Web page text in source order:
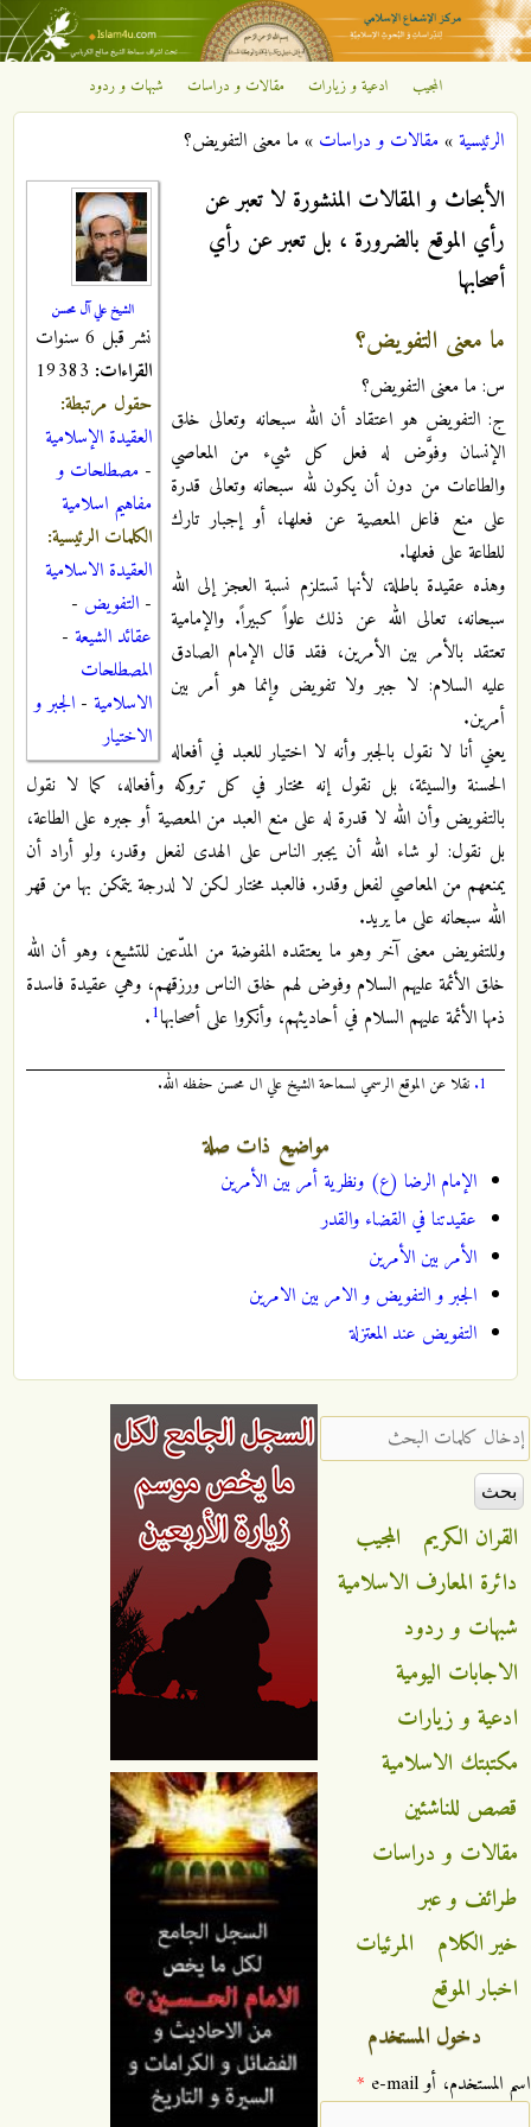
تجاوز إلى المحتوى الرئيسي
مركز
الإشعاع
الإسلامي
المجيب ادعية و زيارات مقالات و دراسات شبهات و ردود
أنت هنا
الرئيسية»مقالات و دراسات »ما معنى التفويض؟
الشيخ علي آل محسن
نشر قبل 6 سنوات
القراءات:
حقول مرتبطة:
العقيدة الإسلامية
- مصطلحات و
مفاهيم اسلامية
الكلمات الرئيسية:
العقيدة الاسلامية
- التفويض -
عقائد الشيعة -
المصطلحات
الاسلامية - الجبر و
الاختيار
الأبحاث و المقالات المنشورة لا تعبر عن
رأي الموقع بالضرورة ، بل تعبر عن رأي
أصحابها
ما معنى التفويض؟
س: ما معنى التفويض؟
ج: التفويض هو اعتقاد أن الله سبحانه وتعالى خلق
الإنسان وفوَّض له فعل كل شيء من المعاصي
والطاعات من دون أن يكون لله سبحانه وتعالى قدرة
على منع فاعل المعصية عن فعلها، أو إجبار تارك
للطاعة على فعلها.
وهذه عقيدة باطلة، لأنها تستلزم نسبة العجز إلى الله
سبحانه، تعالى الله عن ذلك علواً كبيراً. والإمامية
تعتقد بالأمر بين الأمرين، فقد قال الإمام الصادق
عليه السلام: لا جبر ولا تفويض وإنما هو أمر بين
أمرين.
يعني أنا لا نقول بالجبر وأنه لا اختيار للعبد في أفعاله
الحسنة والسيئة، بل نقول إنه مختار في كل تروكه وأفعاله، كما لا نقول
بالتفويض وأن الله لا قدرة له على منع العبد من المعصية أو جبره على الطاعة،
بل نقول: لو شاء الله أن يجبر الناس على الهدى لفعل وقدر، ولو أراد أن
يمنعهم من المعاصي لفعل وقدر. فالعبد مختار لكن لا لدرجة يتمكن بها من قهر
الله سبحانه على ما يريد.
وللتفويض معنى آخر وهو ما يعتقده المفوضة من المدّعين للتشيع، وهو أن الله
خلق الأئمة عليهم السلام وفوض لهم خلق الناس ورزقهم، وهي عقيدة فاسدة
ذمها الأئمة عليهم السلام في أحاديثهم، وأنكروا على أصحابها1
.
1. نقلا عن الموقع الرسمي لسماحة الشيخ علي ال محسن حفظه الله.
مواضيع ذات صلة
الإمام الرضا (ع) ونظرية أمر بين الأمرين
عقيدتنا في القضاء والقدر
الأمر بين الأمرين
الجبر و التفويض و الامر بين الامرين
التفويض عند المعتزلة
‏إدخال كلمات البحث ‏
القران الكريم
المجيب
دائرة المعارف الاسلامية
شبهات و ردود
الاجابات اليومية
ادعية و زيارات
مكتبتك الاسلامية
قصص للناشئين
مقالات و دراسات
طرائف و عبر
خير الكلام
المرئيات
اخبار الموقع
دخول المستخدم
‏اسم المستخدم، أو e-mail ‏ *